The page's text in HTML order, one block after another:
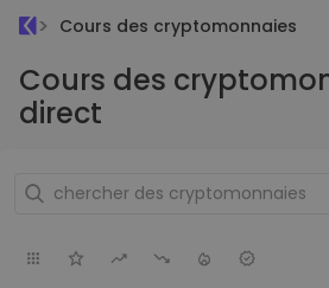
Cours des cryptomonnaies
Cours des
direct